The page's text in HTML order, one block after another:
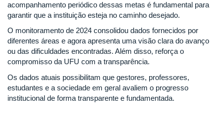
acompanhamento periódico dessas metas é fundamental para
garantir que a instituição esteja no caminho desejado.
O monitoramento de 2024 consolidou dados fornecidos por
diferentes áreas e agora apresenta uma visão clara do avanço
ou das dificuldades encontradas. Além disso, reforça o
compromisso da UFU com a transparência.
Os dados atuais possibilitam que gestores, professores,
estudantes e a sociedade em geral avaliem o progresso
institucional de forma transparente e fundamentada.